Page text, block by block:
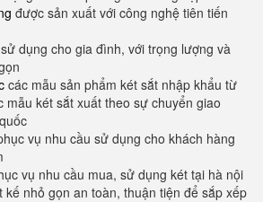
được sản xuất với công nghệ tiên tiến
sử dụng cho gia đình, với trọng lượng và
các mẫu sản phẩm két sắt nhập khẩu từ
mẫu két sắt xuất theo sự chuyển giao
vụ nhu cầu sử dụng cho khách hàng
vụ nhu cầu mua, sử dụng két tại hà nội
kế nhỏ gọn an toàn, thuận tiện để sắp xếp